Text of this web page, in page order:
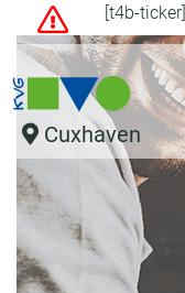
[t4b-ticker]
Cuxhaven